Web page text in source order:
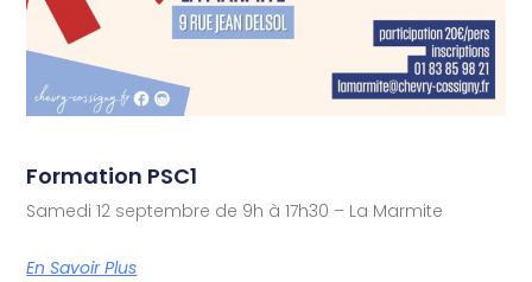
Formation PSC1
Samedi 12 septembre de 9h à 17h30 – La Marmite
En Savoir Plus